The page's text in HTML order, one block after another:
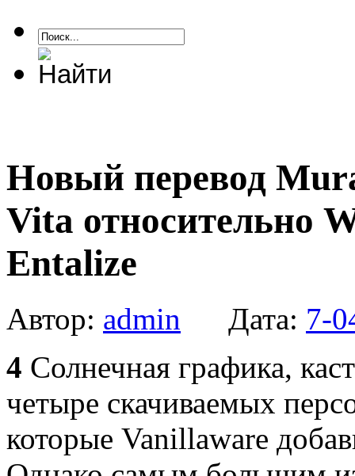
Новый перевод
Vita относительно
Entalize
Автор: admin Дата: 7-
4 Солнечная графика,
четыре скачиваемых
которые Vanillaware